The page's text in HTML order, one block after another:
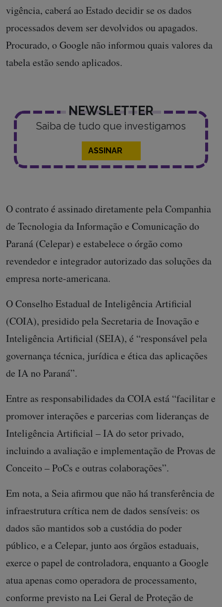
vigência, caberá ao Estado decidir se os dados
processados devem ser devolvidos ou apagados.
Procurado, o Google não informou quais valores da
tabela estão sendo aplicados.
NEWSLETTER
Saiba de tudo que investigamos
ASSINAR
O contrato é assinado diretamente pela Companhia
de Tecnologia da Informação e Comunicação do
Paraná (Celepar) e estabelece o órgão como
revendedor e integrador autorizado das soluções da
empresa norte-americana.
O Conselho Estadual de Inteligência Artificial
(COIA), presidido pela Secretaria de Inovação e
Inteligência Artificial (SEIA), é “responsável pela
governança técnica, jurídica e ética das aplicações
de IA no Paraná”.
Entre as responsabilidades da COIA está “facilitar e
promover interações e parcerias com lideranças de
Inteligência Artificial – IA do setor privado,
incluindo a avaliação e implementação de Provas de
Conceito – PoCs e outras colaborações”.
Em nota, a Seia afirmou que não há transferência de
infraestrutura crítica nem de dados sensíveis: os
dados são mantidos sob a custódia do poder
público, e a Celepar, junto aos órgãos estaduais,
exerce o papel de controladora, enquanto a Google
atua apenas como operadora de processamento,
conforme previsto na Lei Geral de Proteção de